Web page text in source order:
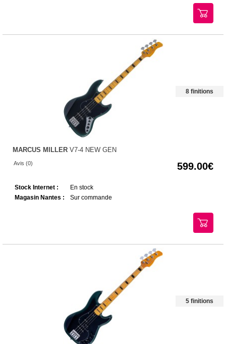
8 finitions
MARCUS MILLER V7-4 NEW GEN
Avis (0) 599.00
Stock Internet :
En stock
Magasin Nantes :
Sur commande
5 finitions